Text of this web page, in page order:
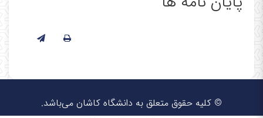
© کلیه حقوق متعلق به دانشگاه کاشان می‌باشد.